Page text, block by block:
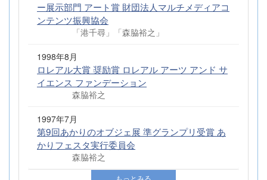
ー展示部門 アート賞 財団法人マルチメディアコ
ンテンツ振興協会
「港千尋」「森脇裕之」
1998年8月
ロレアル大賞 奨励賞 ロレアル アーツ アンド サ
イエンス ファンデーション
森脇裕之
1997年7月
第9回あかりのオブジェ展 準グランプリ受賞 あ
かりフェスタ実行委員会
森脇裕之
もっとみる